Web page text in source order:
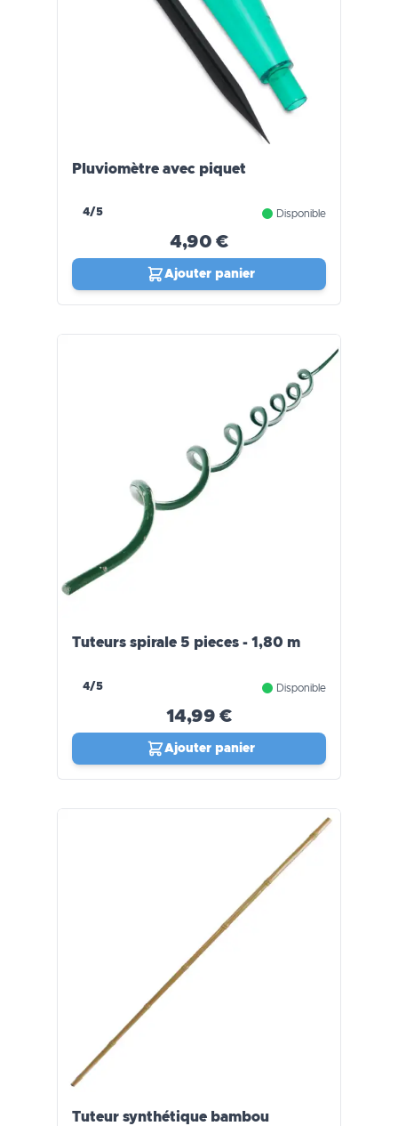
Pluviomètre avec piquet
4/5 Disponible
4,90 €
Ajouter panier
Tuteurs spirale 5 pieces - 1,80 m
4/5 Disponible
14,99 €
Ajouter panier
Tuteur synthétique bambou